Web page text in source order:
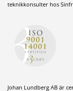
teknikkonsulter hos
Johan Lundberg AB är